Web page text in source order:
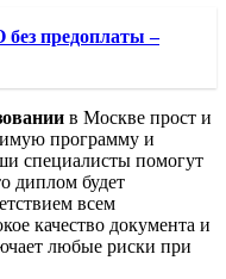
предоплаты –
в Москве прост и
программу и
специалисты помогут
диплом будет
всем
качество документа и
любые риски при